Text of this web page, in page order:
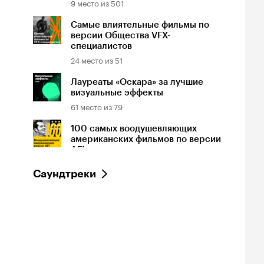
Самые влиятельные фильмы по
версии Общества VFX-
специалистов
24 место из 51
Лауреаты «Оскара» за лучшие
визуальные эффекты
61 место из79
100 самых воодушевляющих
американских фильмов по версии
AFI
Саундтреки